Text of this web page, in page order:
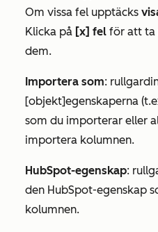
Om vissa fel upptäcks
Klicka på [x] fel för att ta
dem.
Importera som:
[objekt]egenskaperna
som du importerar eller
importera kolumnen.
HubSpot-egenskap:
den HubSpot-egenskap
kolumnen.